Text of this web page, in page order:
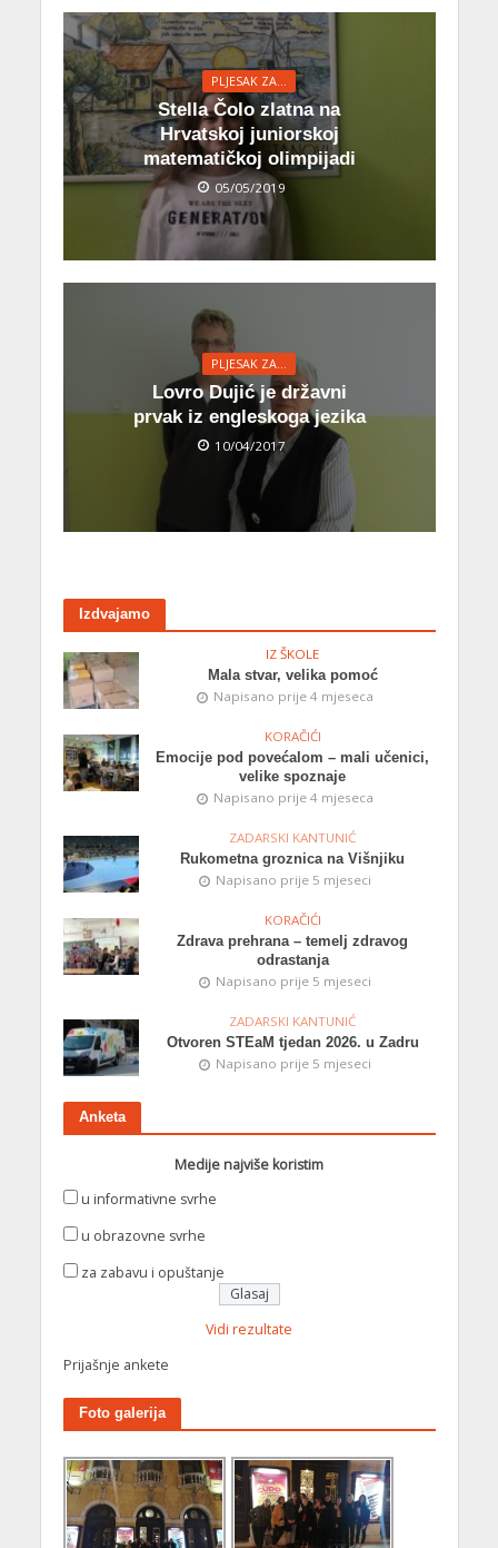
PLJESAK ZA...
Stella Čolo zlatna na
Hrvatskoj juniorskoj
matematičkoj olimpijadi
05/05/2019
PLJESAK ZA...
Lovro Dujić je državni
prvak iz engleskoga jezika
10/04/2017
Izdvajamo
IZ ŠKOLE
Mala stvar, velika pomoć
Napisano prije 4 mjeseca
KORAČIĆI
Emocije pod povećalom – mali učenici,
velike spoznaje
Napisano prije 4 mjeseca
ZADARSKI KANTUNIĆ
Rukometna groznica na Višnjiku
Napisano prije 5 mjeseci
KORAČIĆI
Zdrava prehrana – temelj zdravog
odrastanja
Napisano prije 5 mjeseci
ZADARSKI KANTUNIĆ
Otvoren STEaM tjedan 2026. u Zadru
Napisano prije 5 mjeseci
Anketa
Medije najviše koristim
u informativne svrhe
u obrazovne svrhe
za zabavu i opuštanje
Vidi rezultate
Prijašnje ankete
Foto galerija